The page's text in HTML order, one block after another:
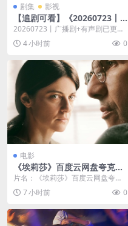
剧集 影视
【追剧可看】《20260723丨
广播剧+有声剧》 2026 夸克网
盘资源 高清全集
20260723丨广播剧+有声剧已更新
高清资源，支持百度网盘保存，资
源入口持续维...
4 小时前 0
电影
《埃莉莎》百度云网盘夸克下
载.阿里云盘.中字.(2025)
片名：《埃莉莎》百度云网盘夸克
下载.阿里云盘.中字.(2025) 分类：
电影 又...
7 小时前 0